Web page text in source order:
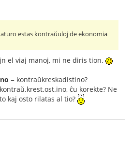
estas kontraŭuloj de ekonomia
el viaj manoj, mi ne diris tion.
= kontraŭkreskadistino?
ĉu korekte? Ne
kaj osto rilatas al tio?